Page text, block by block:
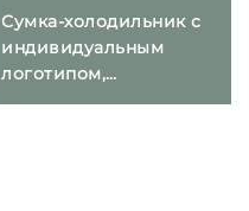
Сумка-холодильник с
индивидуальным
логотипом,
термоизолирующая